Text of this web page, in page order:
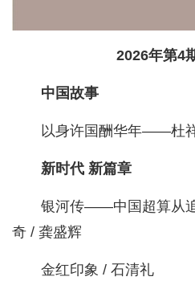
2026年第4
中国故事
以身许国酬华年——杜
新时代 新篇章
银河传——中国超算从
奇 / 龚盛辉
金红印象 / 石清礼